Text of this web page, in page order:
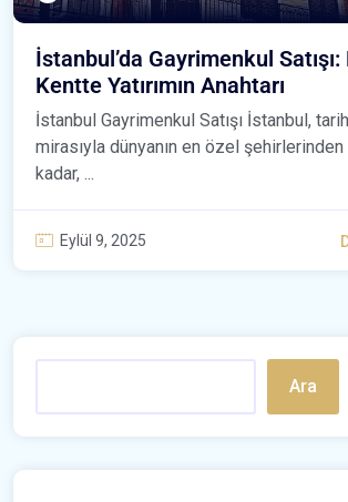
İstanbul’da Gayrimenkul
Kentte Yatırımın Anahtarı
İstanbul Gayrimenkul Satışı İstanbul,
mirasıyla dünyanın en özel
kadar, ...
Eylül 9, 2025
Ara